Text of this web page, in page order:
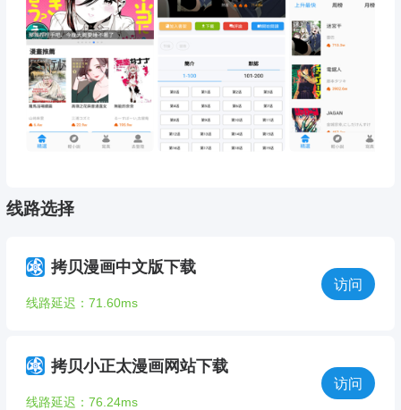
线路选择
拷贝漫画中文版下载
线路延迟：71.60ms
访问
拷贝小正太漫画网站下载
线路延迟：76.24ms
访问